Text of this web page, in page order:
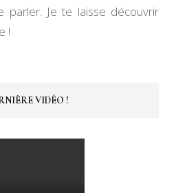
parler. Je te laisse découvrir
!
VIDÉO !